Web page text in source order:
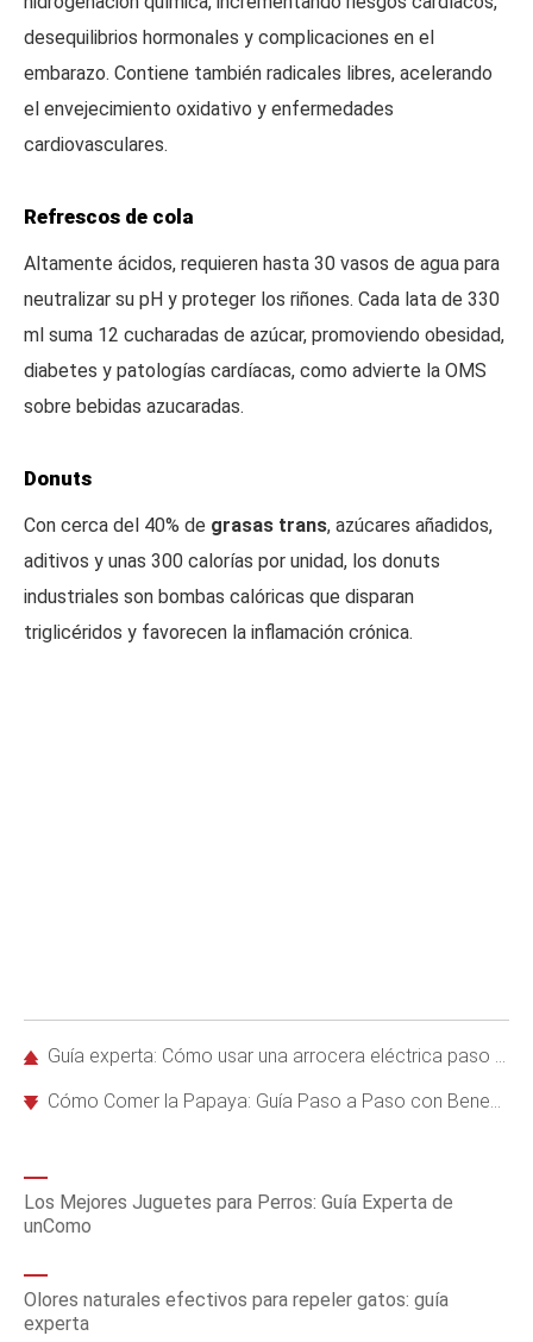
desequilibrios hormonales y complicaciones en el
embarazo. Contiene también radicales libres, acelerando
el envejecimiento oxidativo y enfermedades
cardiovasculares.
Refrescos de cola
Altamente ácidos, requieren hasta 30 vasos de agua para
neutralizar su pH y proteger los riñones. Cada lata de 330
ml suma 12 cucharadas de azúcar, promoviendo obesidad,
diabetes y patologías cardíacas, como advierte la OMS
sobre bebidas azucaradas.
Donuts
Con cerca del 40% de grasas trans, azúcares añadidos,
aditivos y unas 300 calorías por unidad, los donuts
industriales son bombas calóricas que disparan
triglicéridos y favorecen la inflamación crónica.
Guía experta: Cómo usar una arrocera eléctrica paso a paso para arroz perfecto
Cómo Comer la Papaya: Guía Paso a Paso con Beneficios para la Salud Digestiva
Los Mejores Juguetes para Perros: Guía Experta de
unComo
Olores naturales efectivos para repeler gatos: guía
experta